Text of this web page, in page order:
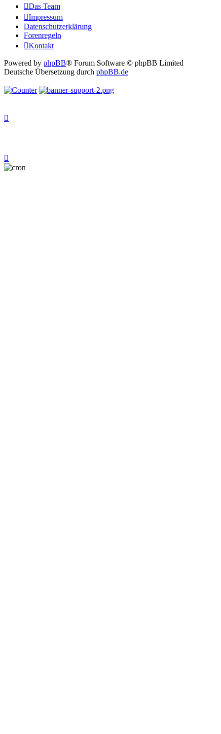
Das Team
Impressum
Datenschutzerklärung
Forenregeln
Kontakt
Powered by phpBB® Forum Software © phpBB Limited
Deutsche Übersetzung durch phpBB.de